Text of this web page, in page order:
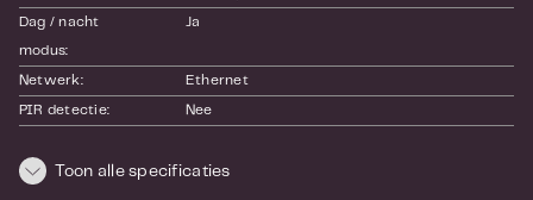
Dag / nacht
modus:
Ja
Netwerk: Ethernet
PIR detectie: Nee
SKU: 423870680
Toon alle specificaties